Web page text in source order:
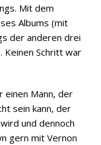
Mit dem
Albums (mit
der anderen drei
Keinen Schritt war
einen Mann, der
sein kann, der
und dennoch
gern mit Vernon